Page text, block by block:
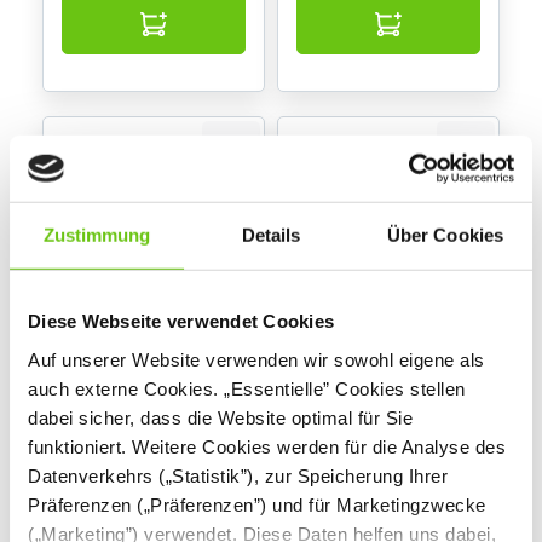
Zustimmung Details Über Cookies
Diese Webseite verwendet Cookies
Auf unserer Website verwenden wir sowohl eigene als
auch externe Cookies. „Essentielle” Cookies stellen
dabei sicher, dass die Website optimal für Sie
funktioniert. Weitere Cookies werden für die Analyse des
Datenverkehrs („Statistik”), zur Speicherung Ihrer
Präferenzen („Präferenzen”) und für Marketingzwecke
(„Marketing”) verwendet. Diese Daten helfen uns dabei,
Magnetstreifen, 100
cm
Produktnummer: 146241
10,90 €
Elternpost 20 - Blume
Produktnummer:
124,90 €